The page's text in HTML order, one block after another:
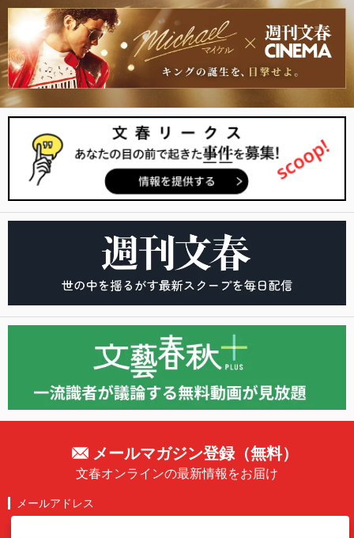
メールマガジン登録（無料）
文春オンラインの最新情報をお届け
メールアドレス